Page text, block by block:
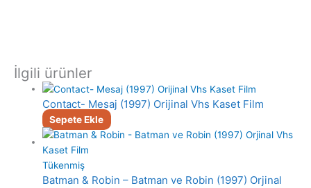
İlgili ürünler
Contact- Mesaj (1997) Orijinal Vhs Kaset Film
Sepete Ekle
Tükenmiş
Batman & Robin – Batman ve Robin (1997) Orjinal